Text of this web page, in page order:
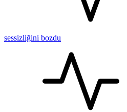
sessizliğini bozdu